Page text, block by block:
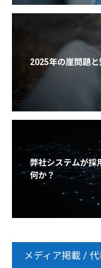
2025年の崖問題
弊社システムが採
何か？
メディア掲載 /